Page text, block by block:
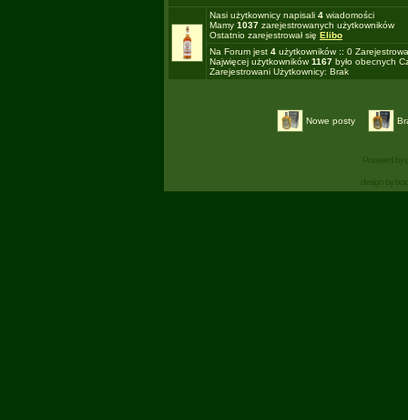
Nasi użytkownicy napisali 4 wiadomości
Mamy 1037 zarejestrowanych użytkowników
Ostatnio zarejestrował się Elibo
Na Forum jest 4 użytkowników :: 0
Najwięcej użytkowników 1167 było obecnych
Zarejestrowani Użytkownicy: Brak
Nowe posty